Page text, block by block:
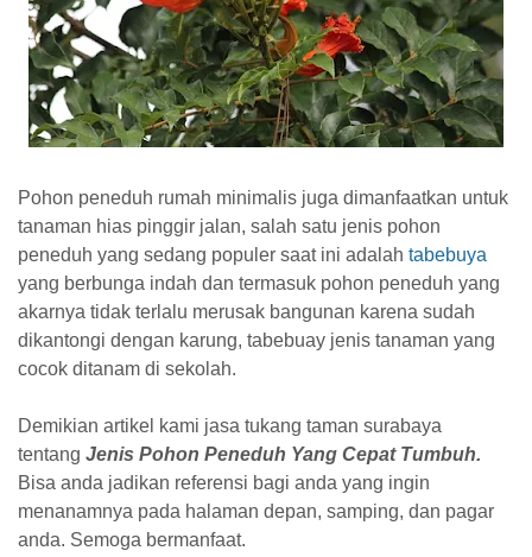
Pohon peneduh rumah minimalis juga dimanfaatkan untuk
tanaman hias pinggir jalan, salah satu jenis pohon
peneduh yang sedang populer saat ini adalah tabebuya
yang berbunga indah dan termasuk pohon peneduh yang
akarnya tidak terlalu merusak bangunan karena sudah
dikantongi dengan karung, tabebuay jenis tanaman yang
cocok ditanam di sekolah.
Demikian artikel kami jasa tukang taman surabaya
tentang Jenis Pohon Peneduh Yang Cepat Tumbuh.
Bisa anda jadikan referensi bagi anda yang ingin
menanamnya pada halaman depan, samping, dan pagar
anda. Semoga bermanfaat.